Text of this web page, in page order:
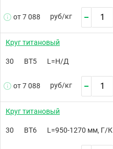
от 7 088 руб/кг
Круг титановый
30 ВТ5 L=Н/Д
от 7 088 руб/кг
Круг титановый
30 ВТ6 L=950-1270 мм, Г/К